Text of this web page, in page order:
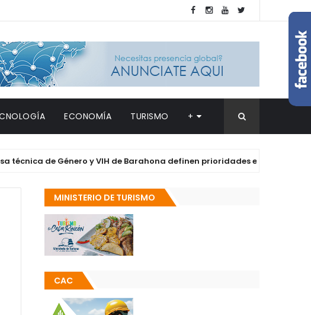
ECONOMÍA TURISMO +
de Género y VIH de Barahona definen prioridades en salud y derechos
MINISTERIO DE TURISMO
CAC